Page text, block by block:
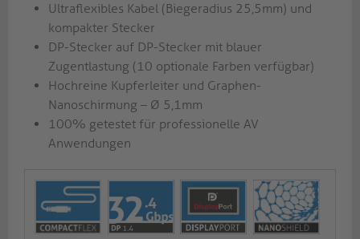
Ultraflexibles Kabel (Biegeradius 25,5mm) und
kompakter Stecker
DP-Stecker auf DP-Stecker mit blauer
Zugentlastung (10 optionale Farben verfügbar)
Hochreine Kupferleiter und Graphen-
Nanoschirmung – Ø 5,1mm
100% getestet für professionelle AV
Anwendungen